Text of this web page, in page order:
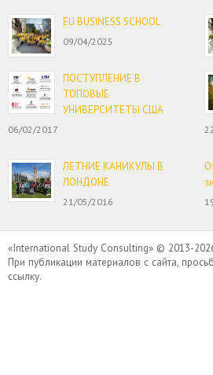
EU BUSINESS SCHOOL
09/04/2025
ПОСТУПЛЕНИЕ В
ТОПОВЫЕ
УНИВЕРСИТЕТЫ США
06/02/2017
ЛЕТНИЕ КАНИКУЛЫ В
ЛОНДОНЕ
21/05/2016
«International Study Consulting» © 2013-
При публикации материалов с сайта,
ссылку.